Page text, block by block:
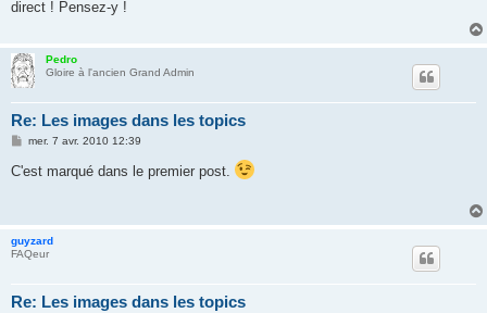
a
direct ! Pensez-y !
Pedro
Gloire à l'ancien Grand Admin
Re: Les images dans les topics
M
s
s
mer. 7 avr. 2010 12:39
C'est marqué dans le premier post.
guyzard
FAQeur
Re: Les images dans les topics